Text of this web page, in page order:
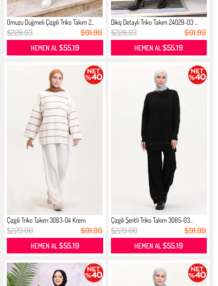
Omuzu Düğmeli Çizgili Triko Takım 2...
$228.03 $91.99
HEMEN AL$55.19
Dikiş Detaylı Triko Takım 24029-03 ...
$228.03 $91.99
HEMEN AL$55.19
Çizgili Triko Takım 3083-04 Krem
$229.00 $91.99
HEMEN AL$55.19
Çizgili Şeritli Triko Takım 3085-03...
$229.00 $91.99
HEMEN AL$55.19